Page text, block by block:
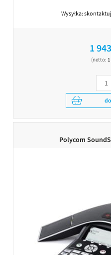
Wysyłka:skontaktuj
1
(netto:
Polycom